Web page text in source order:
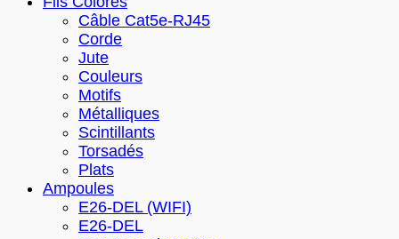
Câble Cat5e-RJ45
Corde
Jute
Couleurs
Motifs
Métalliques
Scintillants
Torsadés
Plats
Ampoules
E26-DEL (WIFI)
E26-DEL